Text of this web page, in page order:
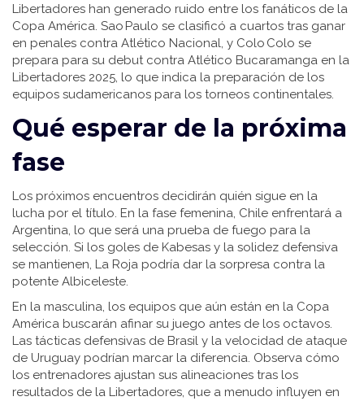
Libertadores han generado ruido entre los fanáticos de la
Copa América. Sao Paulo se clasificó a cuartos tras ganar
en penales contra Atlético Nacional, y Colo Colo se
prepara para su debut contra Atlético Bucaramanga en la
Libertadores 2025, lo que indica la preparación de los
equipos sudamericanos para los torneos continentales.
Qué esperar de la próxima
fase
Los próximos encuentros decidirán quién sigue en la
lucha por el título. En la fase femenina, Chile enfrentará a
Argentina, lo que será una prueba de fuego para la
selección. Si los goles de Kabesas y la solidez defensiva
se mantienen, La Roja podría dar la sorpresa contra la
potente Albiceleste.
En la masculina, los equipos que aún están en la Copa
América buscarán afinar su juego antes de los octavos.
Las tácticas defensivas de Brasil y la velocidad de ataque
de Uruguay podrían marcar la diferencia. Observa cómo
los entrenadores ajustan sus alineaciones tras los
resultados de la Libertadores, que a menudo influyen en